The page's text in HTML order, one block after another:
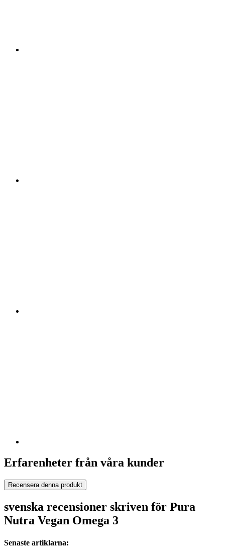
Erfarenheter från våra kunder
Recensera denna produkt
svenska recensioner skriven för Pura
Nutra Vegan Omega 3
Senaste artiklarna: